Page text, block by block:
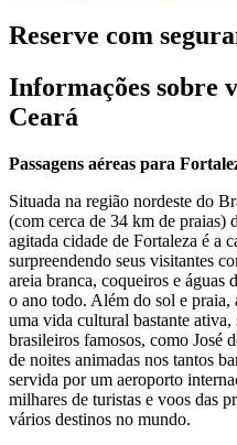
Reserve com
Informações sobre
Ceará
Passagens aéreas para
Situada na região nordeste do
(com cerca de 34 km de praias)
agitada cidade de Fortaleza é a
surpreendendo seus visitantes
areia branca, coqueiros e águas
o ano todo. Além do sol e praia,
uma vida cultural bastante ativa,
brasileiros famosos, como José
de noites animadas nos tantos
servida por um aeroporto
milhares de turistas e voos das
vários destinos no mundo.